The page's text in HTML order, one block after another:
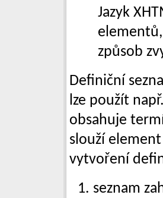
Jazyk
způsob
Definiční
lze použít
obsahuje
slouží
vytvoření
seznam